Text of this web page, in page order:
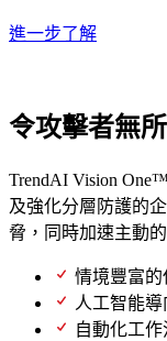
進一步了解
令攻擊者無
TrendAI Vision
及強化分層防護的
脅，同時加速主動
情境豐富的
人工智能
自動化工